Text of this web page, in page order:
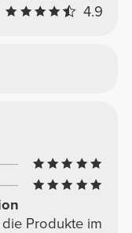
4.9
Produkte im